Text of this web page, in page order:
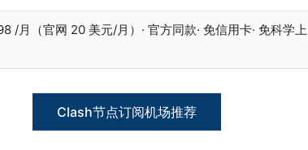
/月（官网 20 美元/月）· 官方同款· 免信用卡· 免科学上
Clash节点订阅机场推荐